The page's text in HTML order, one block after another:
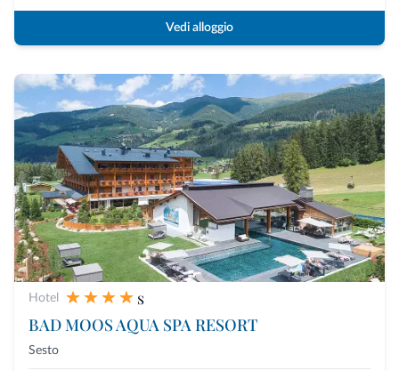
Vedi alloggio
Hotel
s
BAD MOOS AQUA SPA RESORT
Sesto